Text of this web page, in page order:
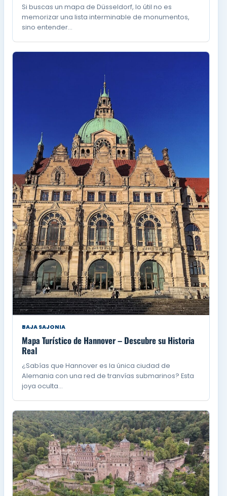
Si buscas un mapa de Düsseldorf, lo útil no es
memorizar una lista interminable de monumentos,
sino entender…
BAJA SAJONIA
Mapa Turístico de Hannover – Descubre su Historia
Real
¿Sabías que Hannover es la única ciudad de
Alemania con una red de tranvías submarinos? Esta
joya oculta…